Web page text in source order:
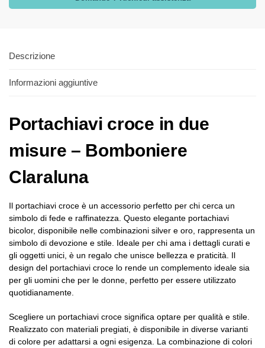
Descrizione
Informazioni aggiuntive
Portachiavi croce in due
misure – Bomboniere
Claraluna
Il portachiavi croce è un accessorio perfetto per chi cerca un
simbolo di fede e raffinatezza. Questo elegante portachiavi
bicolor, disponibile nelle combinazioni silver e oro, rappresenta un
simbolo di devozione e stile. Ideale per chi ama i dettagli curati e
gli oggetti unici, è un regalo che unisce bellezza e praticità. Il
design del portachiavi croce lo rende un complemento ideale sia
per gli uomini che per le donne, perfetto per essere utilizzato
quotidianamente.
Scegliere un portachiavi croce significa optare per qualità e stile.
Realizzato con materiali pregiati, è disponibile in diverse varianti
di colore per adattarsi a ogni esigenza. La combinazione di colori